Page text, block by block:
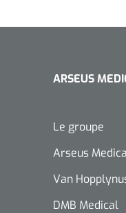
ARSEUS
Le groupe
Arseus
Van
DMB Medical